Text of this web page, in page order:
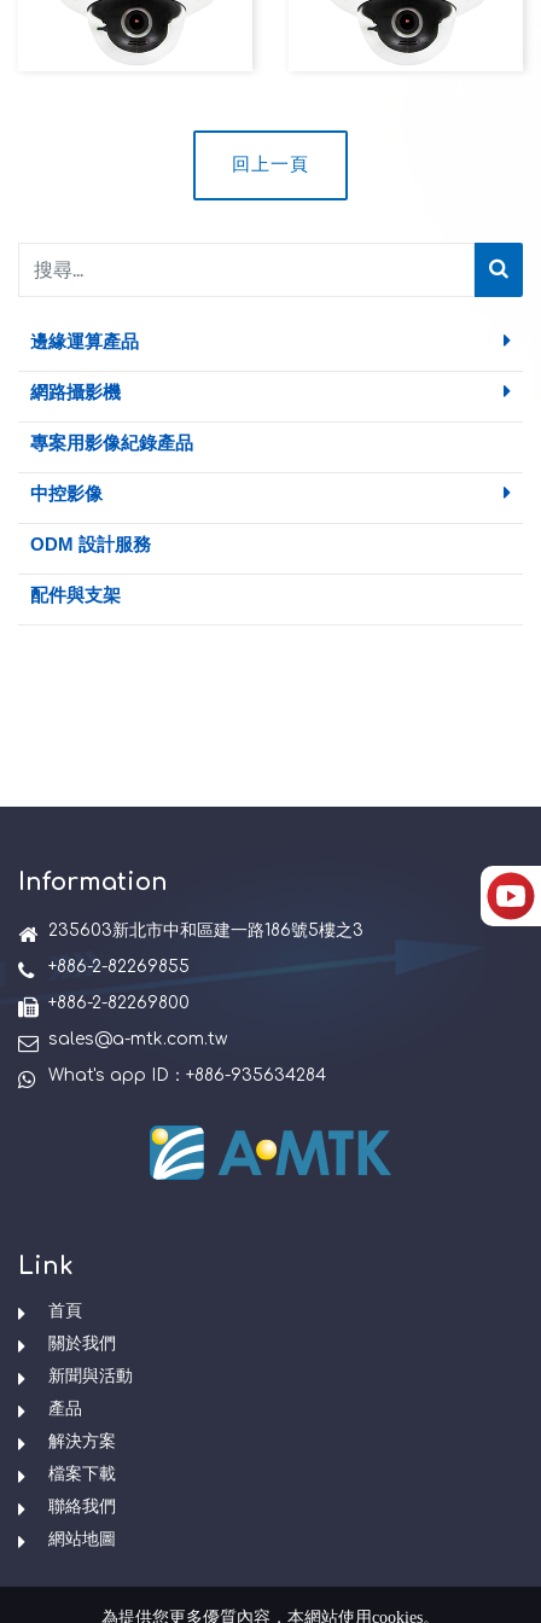
回上一頁
邊緣運算產品
網路攝影機
專案用影像紀錄產品
中控影像
ODM 設計服務
配件與支架
為提供您更多優質內容，本網站使用cookies。
Information
235603新北市中和區建一路186號5樓之3
+886-2-82269855
+886-2-82269800
sales@a-mtk.com.tw
What's app ID：+886-935634284
Link
首頁
關於我們
新聞與活動
產品
解決方案
檔案下載
聯絡我們
網站地圖